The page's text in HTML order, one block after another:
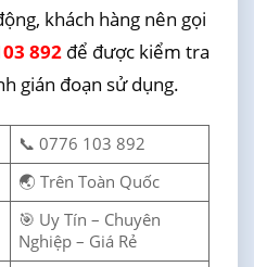
khách hàng nên gọi
892để được kiểm tra
gián đoạn sử dụng.
📞 0776 103 892
🌏 Trên Toàn Quốc
🎯 Uy Tín – Chuyên
Nghiệp – Giá Rẻ